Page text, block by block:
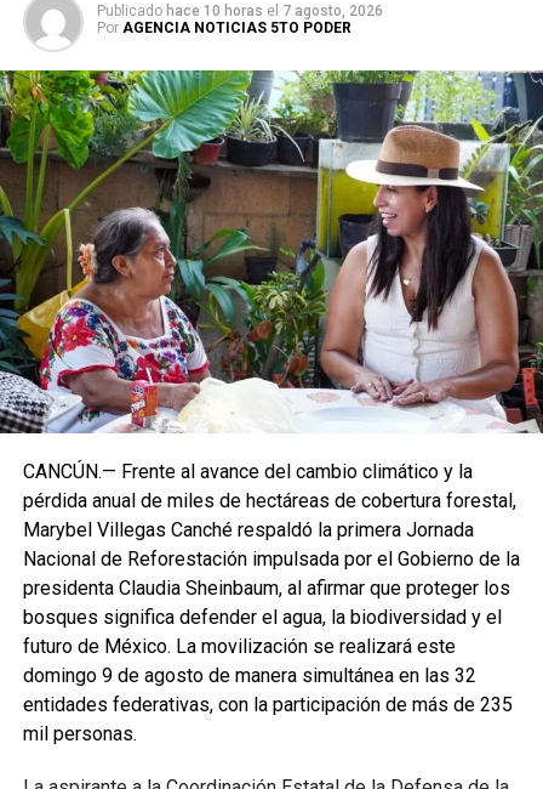
Publicado hace 10 horas el 7 agosto, 2026
Por AGENCIA NOTICIAS 5TO PODER
CANCÚN.— Frente al avance del cambio climático y la
pérdida anual de miles de hectáreas de cobertura forestal,
Marybel Villegas Canché respaldó la primera Jornada
Nacional de Reforestación impulsada por el Gobierno de la
presidenta Claudia Sheinbaum, al afirmar que proteger los
bosques significa defender el agua, la biodiversidad y el
futuro de México. La movilización se realizará este
domingo 9 de agosto de manera simultánea en las 32
entidades federativas, con la participación de más de 235
mil personas.